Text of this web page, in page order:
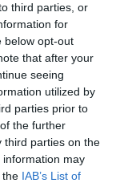
third parties, or
for
below opt-out
that after your
seeing
utilized by
parties prior to
the further
third parties on the
information may
the IAB’s List of
de actualidad.